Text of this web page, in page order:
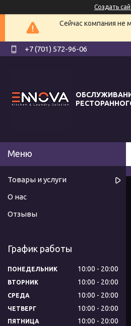
Создать
Сейчас компания не
+7 (701) 572-96-06
Товары и услуги
О нас
Отзывы
График работы
ПОНЕДЕЛЬНИК 10:00 20:00
ВТОРНИК 10:00 20:00
СРЕДА 10:00 20:00
ЧЕТВЕРГ 10:00 20:00
ПЯТНИЦА 10:00 20:00